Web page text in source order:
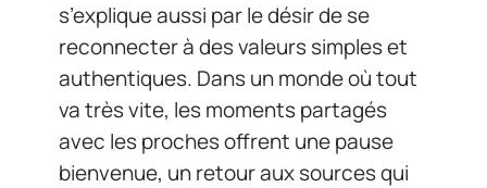
s’explique aussi par le désir de se
reconnecter à des valeurs simples et
authentiques. Dans un monde où tout
va très vite, les moments partagés
avec les proches offrent une pause
bienvenue, un retour aux sources qui